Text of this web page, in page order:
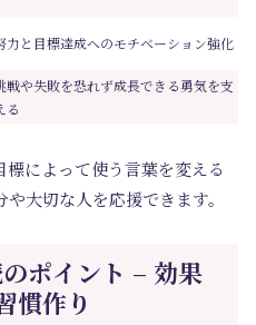
力と目標達成へのモチベーション強化
戦や失敗を恐れず成長できる勇気を支
る
によって使う言葉を変える
大切な人を応援できます。
ポイント – 効果
慣作り